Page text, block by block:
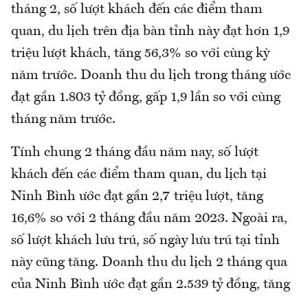
tháng 2, số lượt khách đến các điểm tham
quan, du lịch trên địa bàn tỉnh này đạt hơn 1,9
triệu lượt khách, tăng 56,3% so với cùng kỳ
năm trước. Doanh thu du lịch trong tháng ước
đạt gần 1.803 tỷ đồng, gấp 1,9 lần so với cùng
tháng năm trước.
Tính chung 2 tháng đầu năm nay, số lượt
khách đến các điểm tham quan, du lịch tại
Ninh Bình ước đạt gần 2,7 triệu lượt, tăng
16,6% so với 2 tháng đầu năm 2023. Ngoài ra,
số lượt khách lưu trú, số ngày lưu trú tại tỉnh
này cũng tăng. Doanh thu du lịch 2 tháng qua
của Ninh Bình ước đạt gần 2.539 tỷ đồng, tăng